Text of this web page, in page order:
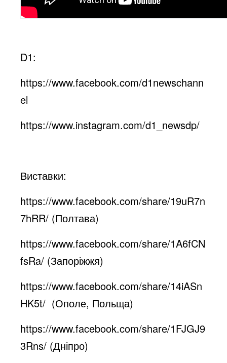
D1:
https://www.facebook.com/d1newschann
el
https://www.instagram.com/d1_newsdp/
Виставки:
https://www.facebook.com/share/19uR7n
7hRR/ (Полтава)
https://www.facebook.com/share/1A6fCN
fsRa/ (Запоріжжя)
https://www.facebook.com/share/14iASn
HK5t/ (Ополе, Польща)
https://www.facebook.com/share/1FJGJ9
3Rns/ (Дніпро)